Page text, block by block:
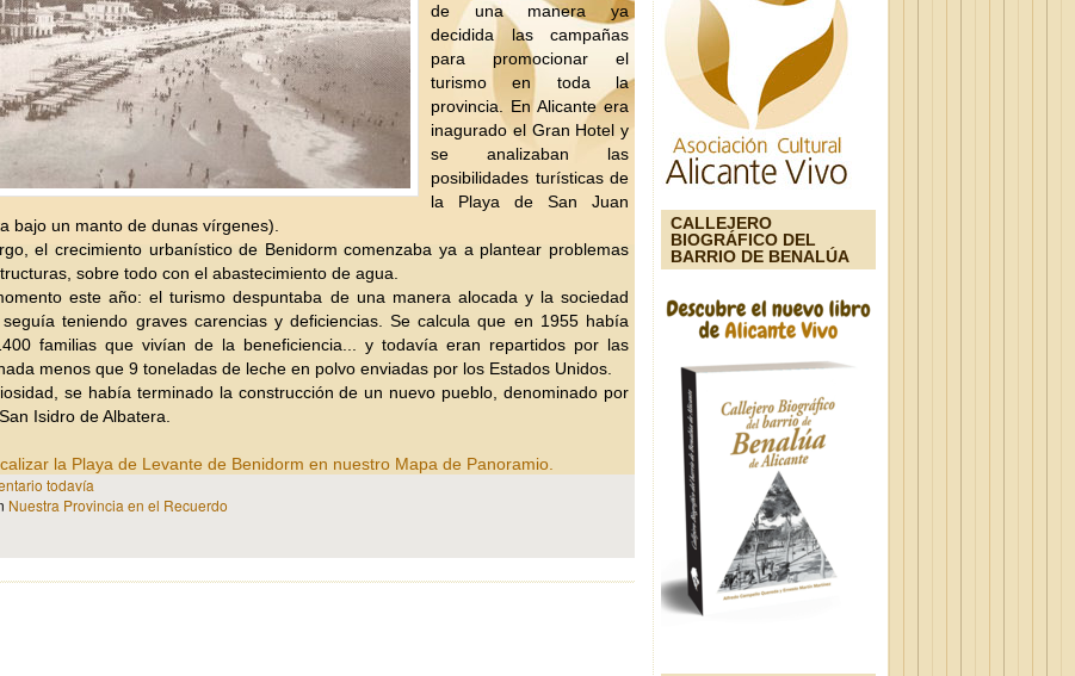
de una manera ya
decidida las campañas
para promocionar el
turismo en toda la
provincia. En Alicante era
inagurado el Gran Hotel y
se analizaban las
posibilidades turísticas de
la Playa de San Juan
bajo un manto de dunas vírgenes).
el crecimiento urbanístico de Benidorm comenzaba ya a plantear problemas
sobre todo con el abastecimiento de agua.
este año: el turismo despuntaba de una manera alocada y la sociedad
seguía teniendo graves carencias y deficiencias. Se calcula que en 1955 había
familias que vivían de la beneficiencia... y todavía eran repartidos por las
menos que 9 toneladas de leche en polvo enviadas por los Estados Unidos.
se había terminado la construcción de un nuevo pueblo, denominado por
Isidro de Albatera.
la Playa de Levante de Benidorm en nuestro Mapa de Panoramio.
todavía
Nuestra Provincia en el Recuerdo
CALLEJERO
BIOGRÁFICO DEL
BARRIO DE BENALÚA